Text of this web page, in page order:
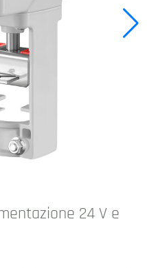
24 V e